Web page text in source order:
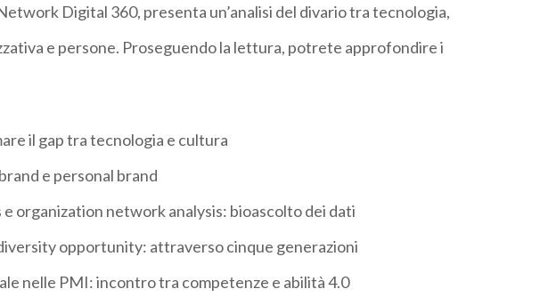
Digital 360, presenta un’analisi del divario tra tecnologia,
e persone. Proseguendo la lettura, potrete approfondire i
il gap tra tecnologia e cultura
e personal brand
organization network analysis: bioascolto dei dati
opportunity: attraverso cinque generazioni
nelle PMI: incontro tra competenze e abilità 4.0